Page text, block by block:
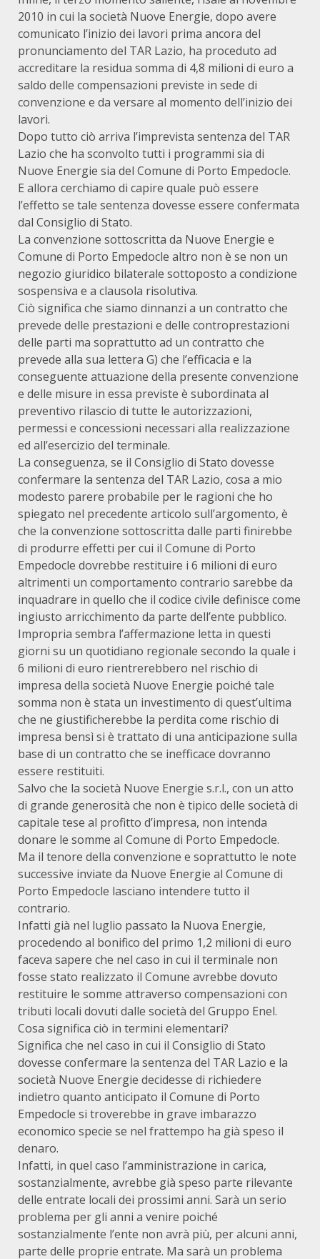
2010 in cui la società Nuove Energie, dopo avere
comunicato l’inizio dei lavori prima ancora del
pronunciamento del TAR Lazio, ha proceduto ad
accreditare la residua somma di 4,8 milioni di euro a
saldo delle compensazioni previste in sede di
convenzione e da versare al momento dell’inizio dei
lavori.
Dopo tutto ciò arriva l’imprevista sentenza del TAR
Lazio che ha sconvolto tutti i programmi sia di
Nuove Energie sia del Comune di Porto Empedocle.
E allora cerchiamo di capire quale può essere
l’effetto se tale sentenza dovesse essere confermata
dal Consiglio di Stato.
La convenzione sottoscritta da Nuove Energie e
Comune di Porto Empedocle altro non è se non un
negozio giuridico bilaterale sottoposto a condizione
sospensiva e a clausola risolutiva.
Ciò significa che siamo dinnanzi a un contratto che
prevede delle prestazioni e delle controprestazioni
delle parti ma soprattutto ad un contratto che
prevede alla sua lettera G) che l’efficacia e la
conseguente attuazione della presente convenzione
e delle misure in essa previste è subordinata al
preventivo rilascio di tutte le autorizzazioni,
permessi e concessioni necessari alla realizzazione
ed all’esercizio del terminale.
La conseguenza, se il Consiglio di Stato dovesse
confermare la sentenza del TAR Lazio, cosa a mio
modesto parere probabile per le ragioni che ho
spiegato nel precedente articolo sull’argomento, è
che la convenzione sottoscritta dalle parti finirebbe
di produrre effetti per cui il Comune di Porto
Empedocle dovrebbe restituire i 6 milioni di euro
altrimenti un comportamento contrario sarebbe da
inquadrare in quello che il codice civile definisce come
ingiusto arricchimento da parte dell’ente pubblico.
Impropria sembra l’affermazione letta in questi
giorni su un quotidiano regionale secondo la quale i
6 milioni di euro rientrerebbero nel rischio di
impresa della società Nuove Energie poiché tale
somma non è stata un investimento di quest’ultima
che ne giustificherebbe la perdita come rischio di
impresa bensì si è trattato di una anticipazione sulla
base di un contratto che se inefficace dovranno
essere restituiti.
Salvo che la società Nuove Energie s.r.l., con un atto
di grande generosità che non è tipico delle società di
capitale tese al profitto d’impresa, non intenda
donare le somme al Comune di Porto Empedocle.
Ma il tenore della convenzione e soprattutto le note
successive inviate da Nuove Energie al Comune di
Porto Empedocle lasciano intendere tutto il
contrario.
Infatti già nel luglio passato la Nuova Energie,
procedendo al bonifico del primo 1,2 milioni di euro
faceva sapere che nel caso in cui il terminale non
fosse stato realizzato il Comune avrebbe dovuto
restituire le somme attraverso compensazioni con
tributi locali dovuti dalle società del Gruppo Enel.
Cosa significa ciò in termini elementari?
Significa che nel caso in cui il Consiglio di Stato
dovesse confermare la sentenza del TAR Lazio e la
società Nuove Energie decidesse di richiedere
indietro quanto anticipato il Comune di Porto
Empedocle si troverebbe in grave imbarazzo
economico specie se nel frattempo ha già speso il
denaro.
Infatti, in quel caso l’amministrazione in carica,
sostanzialmente, avrebbe già speso parte rilevante
delle entrate locali dei prossimi anni. Sarà un serio
problema per gli anni a venire poiché
sostanzialmente l’ente non avrà più, per alcuni anni,
parte delle proprie entrate. Ma sarà un problema